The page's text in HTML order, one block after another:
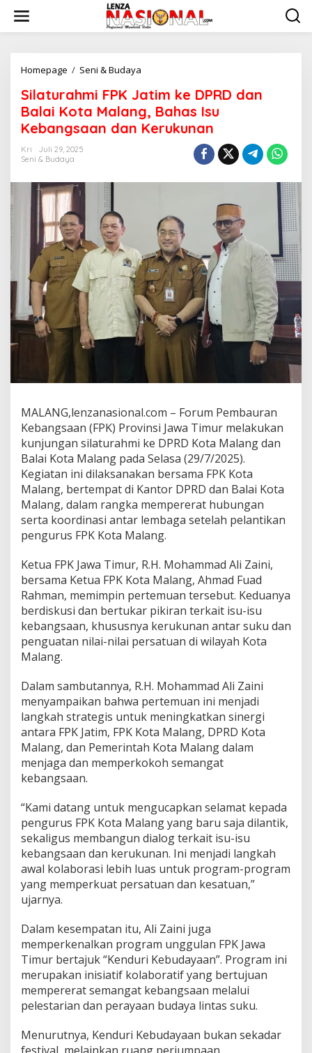
w
Homepage / Seni & Budaya
l
a
t
u
m
a
i
m
k
e
D
P
D
d
n
B
a
a
i
K
o
t
a
M
l
a
n
g
,
B
h
s
u
K
e
b
a
a
a
n
d
a
n
K
u
k
u
n
a
n
Silaturahmi FPK Jatim ke DPRD dan
Balai Kota Malang, Bahas Isu
Kebangsaan dan Kerukunan
Kri
Juli 29, 2025
Seni & Budaya
MALANG,lenzanasional.com – Forum Pembauran
Kebangsaan (FPK) Provinsi Jawa Timur melakukan
kunjungan silaturahmi ke DPRD Kota Malang dan
Balai Kota Malang pada Selasa (29/7/2025).
Kegiatan ini dilaksanakan bersama FPK Kota
Malang, bertempat di Kantor DPRD dan Balai Kota
Malang, dalam rangka mempererat hubungan
serta koordinasi antar lembaga setelah pelantikan
pengurus FPK Kota Malang.
Ketua FPK Jawa Timur, R.H. Mohammad Ali Zaini,
bersama Ketua FPK Kota Malang, Ahmad Fuad
Rahman, memimpin pertemuan tersebut. Keduanya
berdiskusi dan bertukar pikiran terkait isu-isu
kebangsaan, khususnya kerukunan antar suku dan
penguatan nilai-nilai persatuan di wilayah Kota
Malang.
Dalam sambutannya, R.H. Mohammad Ali Zaini
menyampaikan bahwa pertemuan ini menjadi
langkah strategis untuk meningkatkan sinergi
antara FPK Jatim, FPK Kota Malang, DPRD Kota
Malang, dan Pemerintah Kota Malang dalam
menjaga dan memperkokoh semangat
kebangsaan.
“Kami datang untuk mengucapkan selamat kepada
pengurus FPK Kota Malang yang baru saja dilantik,
sekaligus membangun dialog terkait isu-isu
kebangsaan dan kerukunan. Ini menjadi langkah
awal kolaborasi lebih luas untuk program-program
yang memperkuat persatuan dan kesatuan,”
ujarnya.
Dalam kesempatan itu, Ali Zaini juga
memperkenalkan program unggulan FPK Jawa
Timur bertajuk “Kenduri Kebudayaan”. Program ini
merupakan inisiatif kolaboratif yang bertujuan
mempererat semangat kebangsaan melalui
pelestarian dan perayaan budaya lintas suku.
Menurutnya, Kenduri Kebudayaan bukan sekadar